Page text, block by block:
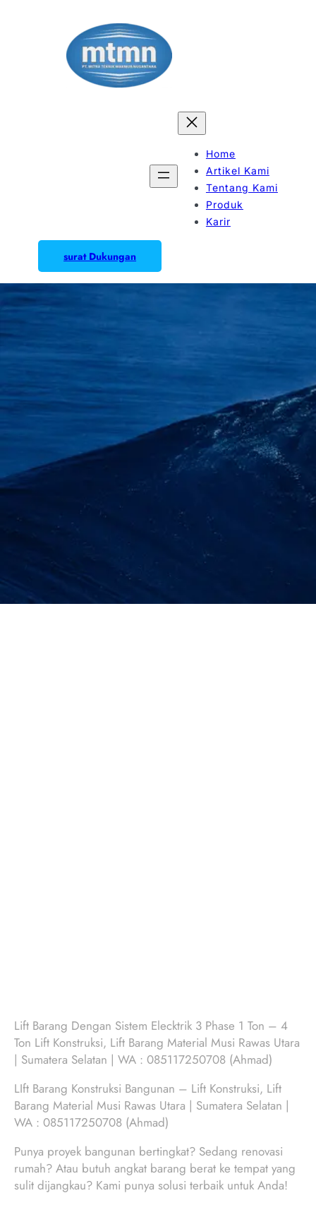
Home
Artikel Kami
Tentang Kami
Produk
Karir
surat Dukungan
Lift Barang Dengan Sistem Elecktrik 3 Phase 1 Ton – 4
Ton Lift Konstruksi, Lift Barang Material Musi Rawas Utara
| Sumatera Selatan | WA : 085117250708 (Ahmad)
LIft Barang Konstruksi Bangunan – Lift Konstruksi, Lift
Barang Material Musi Rawas Utara | Sumatera Selatan |
WA : 085117250708 (Ahmad)
Punya proyek bangunan bertingkat? Sedang renovasi
rumah? Atau butuh angkat barang berat ke tempat yang
sulit dijangkau? Kami punya solusi terbaik untuk Anda!